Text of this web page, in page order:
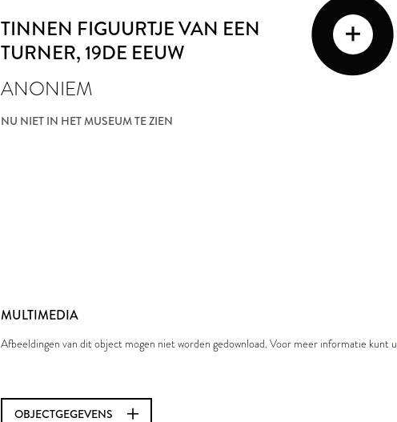
TINNEN FIGUURTJE VAN EEN
TURNER, 19DE EEUW
ANONIEM
NU NIET IN HET MUSEUM TE ZIEN
MULTIMEDIA
Afbeeldingen van dit object mogen niet worden gedownload. Voor meer informatie kunt u
OBJECTGEGEVENS